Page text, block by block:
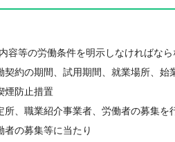
容等の労働条件を明示しなければな
契約の期間、試用期間、就業場所、
煙防止措置
所、職業紹介事業者、労働者の募集を
者の募集等に当たり